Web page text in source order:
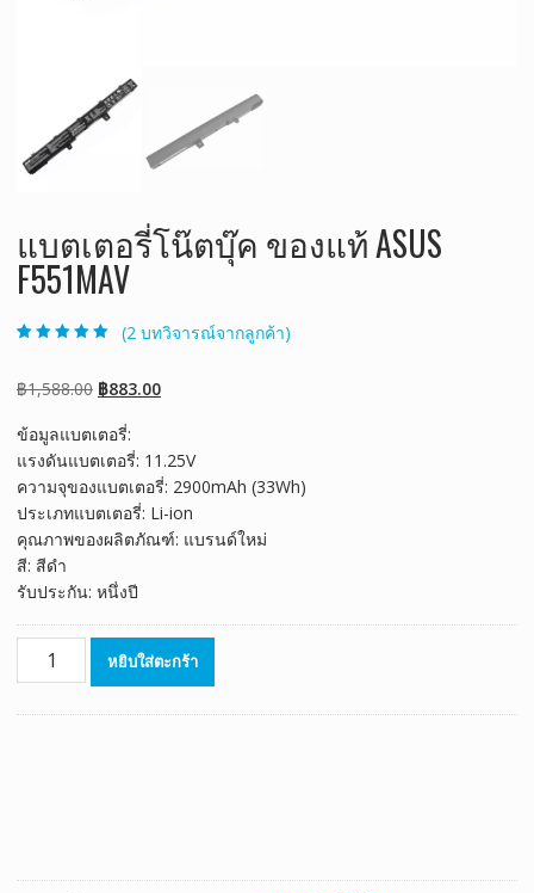
แบตเตอรี่โน๊ตบุ๊ค ของแท้ ASUS
F551MAV
เต็มบนการให้
คะแนนของ
(2 บทวิจารณ์จากลูกค้า)
฿1,588.00 Original
was:
฿1,588.00.
฿883.00Current
฿883.00.
ข้อมูลแบตเตอรี่:
แรงดันแบตเตอรี่: 11.25V
ความจุของแบตเตอรี่: 2900mAh (33Wh)
ประเภทแบตเตอรี่: Li-ion
คุณภาพของผลิตภัณฑ์: แบรนด์ใหม่
สี: สีดำ
รับประกัน: หนึ่งปี
จำนวน
หยิบใส่ตะกร้า